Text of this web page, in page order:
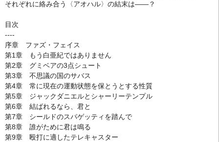
それぞれに絡み合う〈アオハル〉の結末は――？
目次
----
序章 ファズ・フェイス
第1章 もう白亜紀ではありません
第2章 グミベアの3点シュート
第3章 不思議の国のサバス
第4章 常に現在の運動状態を保とうとする性質
第5章 ジャックダニエルとシャーリーテンプル
第6章 結ばれるなら、君と
第7章 シールドのスパゲッティを踏んで
第8章 誰がために君は鳴る
第9章 殴打に適したテレキャスター